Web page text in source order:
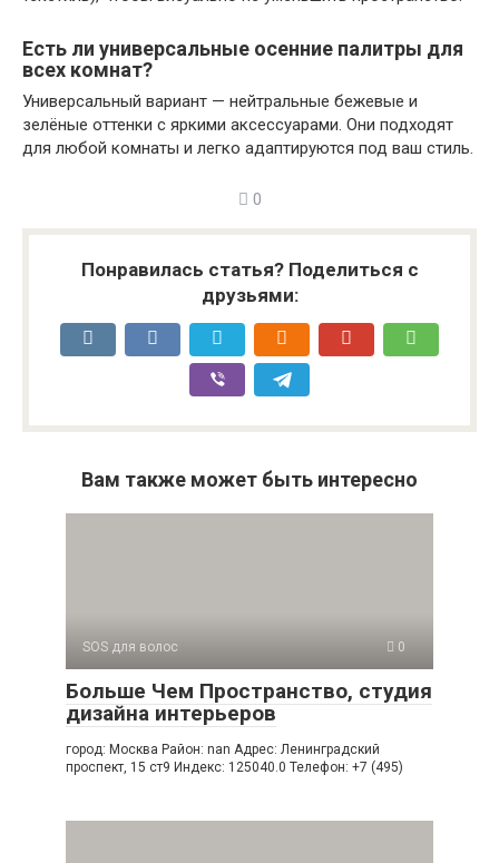
Есть ли универсальные осенние палитры для
всех комнат?
Универсальный вариант — нейтральные бежевые и
зелёные оттенки с яркими аксессуарами. Они подходят
для любой комнаты и легко адаптируются под ваш стиль.
0
Понравилась статья? Поделиться с
друзьями:
Вам также может быть интересно
SOS для волос 0
Больше Чем Пространство, студия
дизайна интерьеров
город: Москва Район: nan Адрес: Ленинградский
проспект, 15 ст9 Индекс: 125040.0 Телефон: +7 (495)